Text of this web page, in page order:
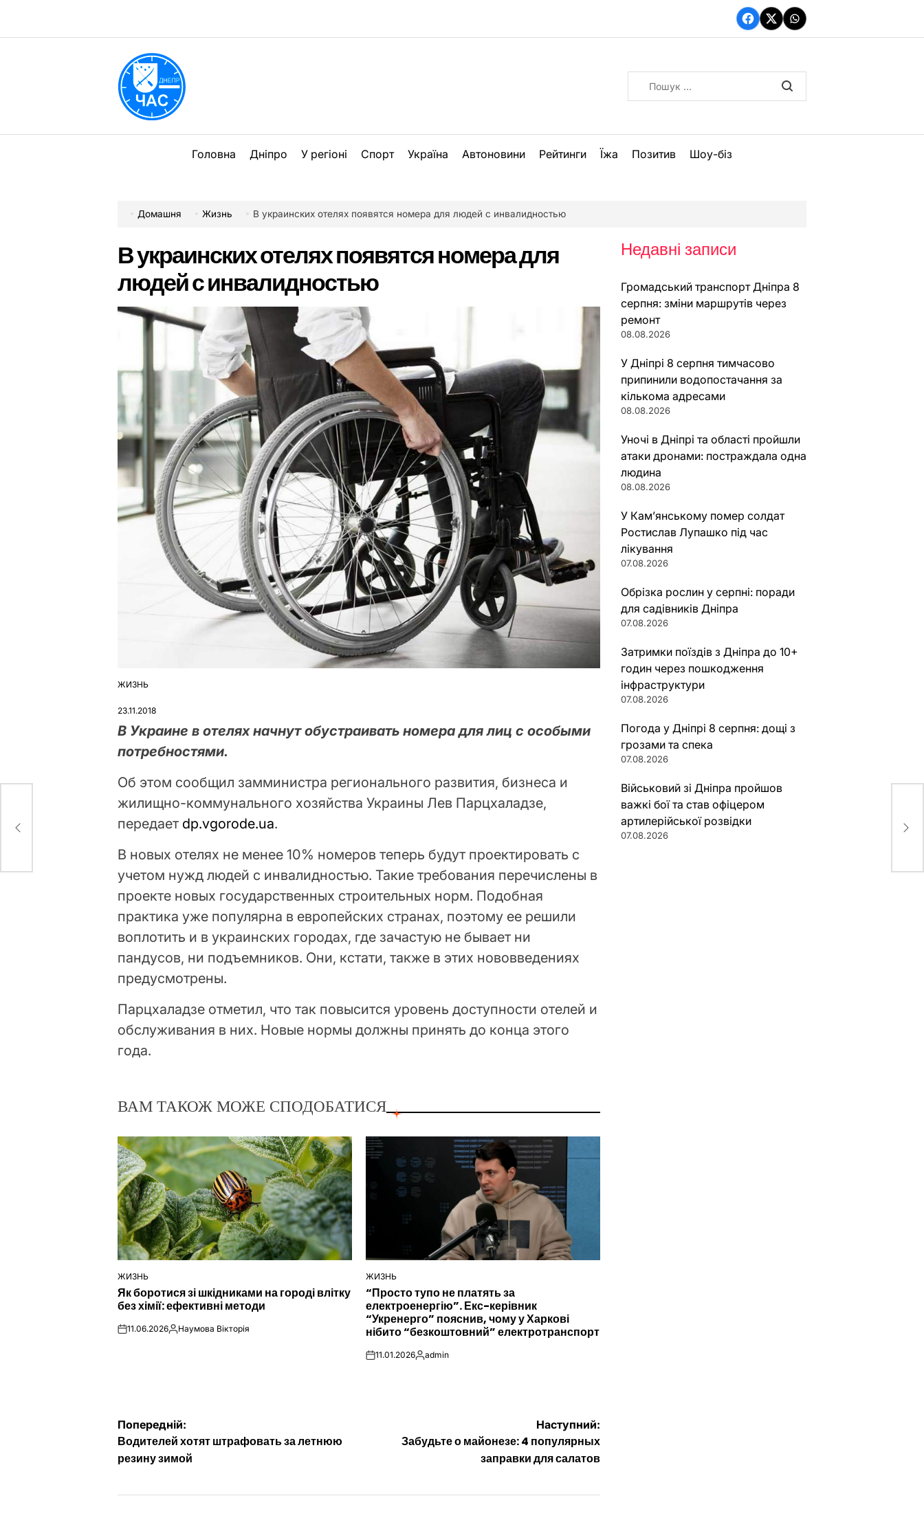
вмісту
Facebook
TwitterWhatsApp
Головна Дніпро У регіоні Спорт Україна Автоновини Рейтинги Їжа Позитив Шоу-біз
Домашня Жизнь В украинских отелях появятся номера для людей с инвалидностью
В украинских отелях появятся номера для
людей с инвалидностью
ОПУБЛІКУВАТИ
ЖИЗНЬ
23.11.2018
В Украине в отелях начнут обустраивать номера для лиц с особыми
потребностями.
Об этом сообщил замминистра регионального развития, бизнеса и
жилищно-коммунального хозяйства Украины Лев Парцхаладзе,
передает dp.vgorode.ua.
В новых отелях не менее 10% номеров теперь будут проектировать с
учетом нужд людей с инвалидностью. Такие требования перечислены в
проекте новых государственных строительных норм. Подобная
практика уже популярна в европейских странах, поэтому ее решили
воплотить и в украинских городах, где зачастую не бывает ни
пандусов, ни подъемников. Они, кстати, также в этих нововведениях
предусмотрены.
Парцхаладзе отметил, что так повысится уровень доступности отелей и
обслуживания в них. Новые нормы должны принять до конца этого
года.
ВАМ ТАКОЖ МОЖЕ СПОДОБАТИСЯ
ОПУБЛІКУВАТИ
У
ЖИЗНЬ
Як боротися зі шкідниками на городі влітку
без хімії: ефективні методи
on11.06.2026Опубліковано
Наумова Вікторія
ОПУБЛІКУВАТИ
У
ЖИЗНЬ
“Просто тупо не платять за
електроенергію”. Екс-керівник
“Укренерго” пояснив, чому у Харкові
нібито “безкоштовний” електротранспорт
on11.01.2026Опубліковано
admin
Навігація
записів
Попередній:
Водителей хотят штрафовать за летнюю
резину зимой
Наступний:
Забудьте о майонезе: 4 популярных
заправки для салатов
Недавні записи
Громадський транспорт Дніпра 8
серпня: зміни маршрутів через
ремонт
08.08.2026
У Дніпрі 8 серпня тимчасово
припинили водопостачання за
кількома адресами
08.08.2026
Уночі в Дніпрі та області пройшли
атаки дронами: постраждала одна
людина
08.08.2026
У Кам’янському помер солдат
Ростислав Лупашко під час
лікування
07.08.2026
Обрізка рослин у серпні: поради
для садівників Дніпра
07.08.2026
Затримки поїздів з Дніпра до 10+
годин через пошкодження
інфраструктури
07.08.2026
Погода у Дніпрі 8 серпня: дощі з
грозами та спека
07.08.2026
Військовий зі Дніпра пройшов
важкі бої та став офіцером
артилерійської розвідки
07.08.2026